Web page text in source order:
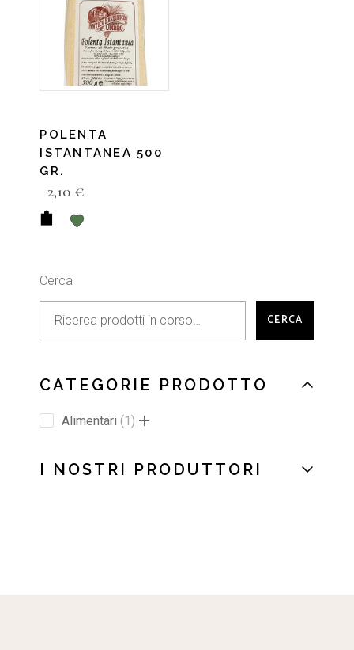
POLENTA
ISTANTANEA 500
GR.
2,10 €
Cerca
CERCA
CATEGORIE PRODOTTO
Alimentari 1
I NOSTRI PRODUTTORI